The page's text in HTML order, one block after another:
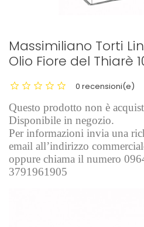
Massimiliano Torti
Olio Fiore del Thiarè
0 recensioni(e)
Questo prodotto non è
Disponibile in negozio.
Per informazioni invia una
email all’indirizzo
oppure chiama il numero
3791961905